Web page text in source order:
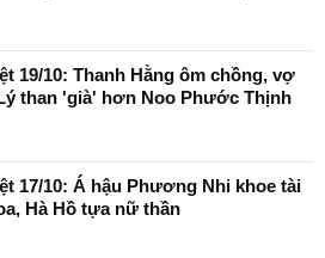
19/10: Thanh Hằng ôm chồng, vợ
than 'già' hơn Noo Phước Thịnh
17/10: Á hậu Phương Nhi khoe tài
Hà Hồ tựa nữ thần